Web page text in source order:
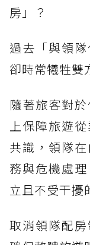
房」？
過去「與領
卻時常犧牲雙
隨著旅客對
上保障旅遊
共識，領隊
務與危機處
立且不受干擾
取消領隊配